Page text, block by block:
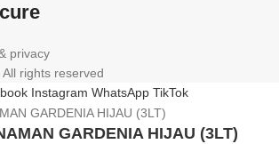
privacy
. All rights reserved
Instagram WhatsApp TikTok
GARDENIA HIJAU (3LT)